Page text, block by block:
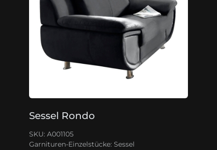
Sessel Rondo
SKU: A001105
Garnituren-Einzelstücke: Sessel